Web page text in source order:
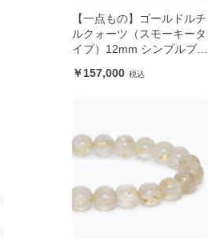
【一点もの】ゴールドルチ
ルクォーツ（スモーキータ
イプ）12mm シンプルブレ
157,000